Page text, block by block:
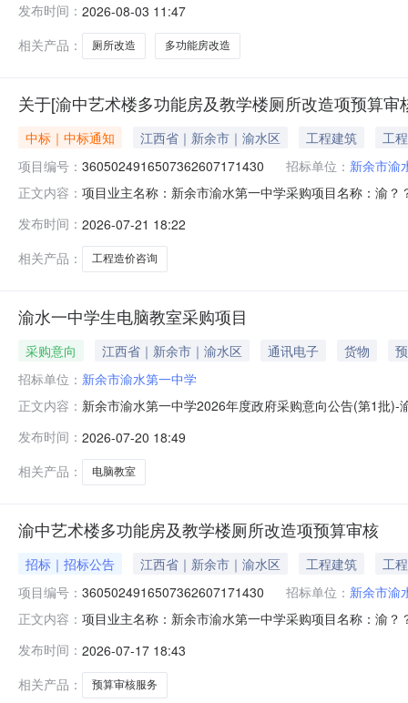
信息名称：新余市渝水第一中学地址：江西省新余市锦
802（新余高新
发布时间： 2026-08-03 11:47
相关产品：
厕所改造 多功能房改造
关于[渝中艺术楼多功能房及教学楼厕所改造项预算审
中标｜中标通知 江西省｜新余市｜渝水区 工程建筑
工程
项目编号： 3605024916507362607171430 招标单位： 新余市渝
正文内容： 项目业主名称：新余市渝水第一中学采购项目名称：渝
费用。洽谈时间：2（个工作日）签订合同时间：1（个
理有
发布时间： 2026-07-21 18:22
相关产品：
工程造价咨询
渝水一中学生电脑教室采购项目
采购意向 江西省｜新余市｜渝水区 通讯电子 货物
招标单位： 新余市渝水第一中学
正文内容： 新余市渝水第一中学2026年度政府采购意向公告(第1批
水一中学生电脑教室采购项目采购数量:1.0000批主要功
政
发布时间： 2026-07-20 18:49
相关产品：
电脑教室
渝中艺术楼多功能房及教学楼厕所改造项预算审核
招标｜招标公告 江西省｜新余市｜渝水区 工程建筑
工程
项目编号： 3605024916507362607171430 招标单位： 新余市渝
正文内容： 项目业主名称：新余市渝水第一中学采购项目名称：渝
中艺术楼多功能房及教学楼厕所改造项？预算审核，出
质（
发布时间： 2026-07-17 18:43
相关产品：
预算审核服务